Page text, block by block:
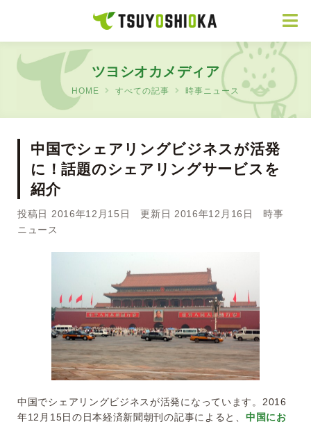
ツヨシオカメディア
HOME すべての記事 時事ニュース
中国でシェアリングビジネスが活発
に！話題のシェアリングサービスを
紹介
投稿日 2016年12月15日 更新日 2016年12月16日 時事
ニュース
中国でシェアリングビジネスが活発になっています。2016
年12月15日の日本経済新聞朝刊の記事によると、 中国にお